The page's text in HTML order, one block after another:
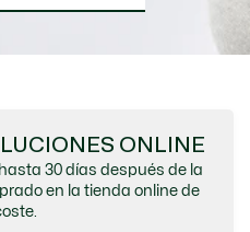
ONLINE
30 días después de la
en la tienda online de